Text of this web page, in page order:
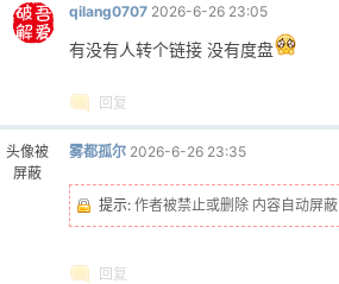
qilang0707 2026-6-26 23:05
有没有人转个链接 没有度盘
回复
头像被
屏蔽
雾都孤尔 2026-6-26 23:35
提示: 作者被禁止或删除 内容自动屏蔽
回复